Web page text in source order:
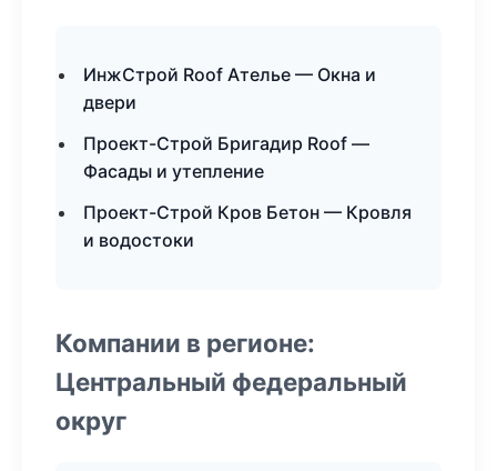
ИнжСтрой Roof Ателье — Окна и
двери
Проект-Строй Бригадир Roof —
Фасады и утепление
Проект-Строй Кров Бетон — Кровля
и водостоки
Компании в регионе:
Центральный федеральный
округ